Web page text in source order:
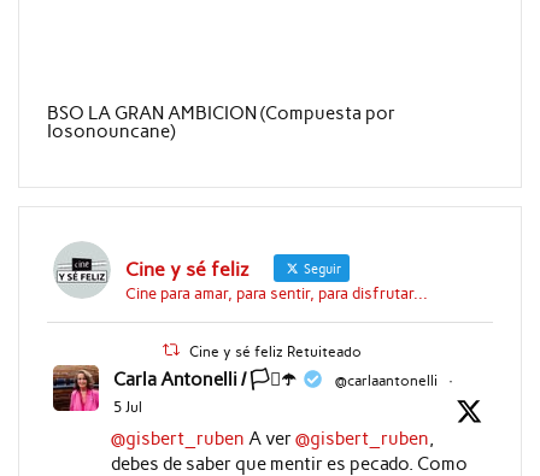
BSO LA GRAN AMBICION (Compuesta por
Iosonouncane)
Cine y sé feliz Seguir
Cine para amar, para sentir, para disfrutar...
Cine y sé feliz Retuiteado
Carla Antonelli / 🏳️‍⚧️☂️ @carlaantonelli
·
5 Jul
@gisbert_ruben A ver@gisbert_ruben,
debes de saber que mentir es pecado. Como